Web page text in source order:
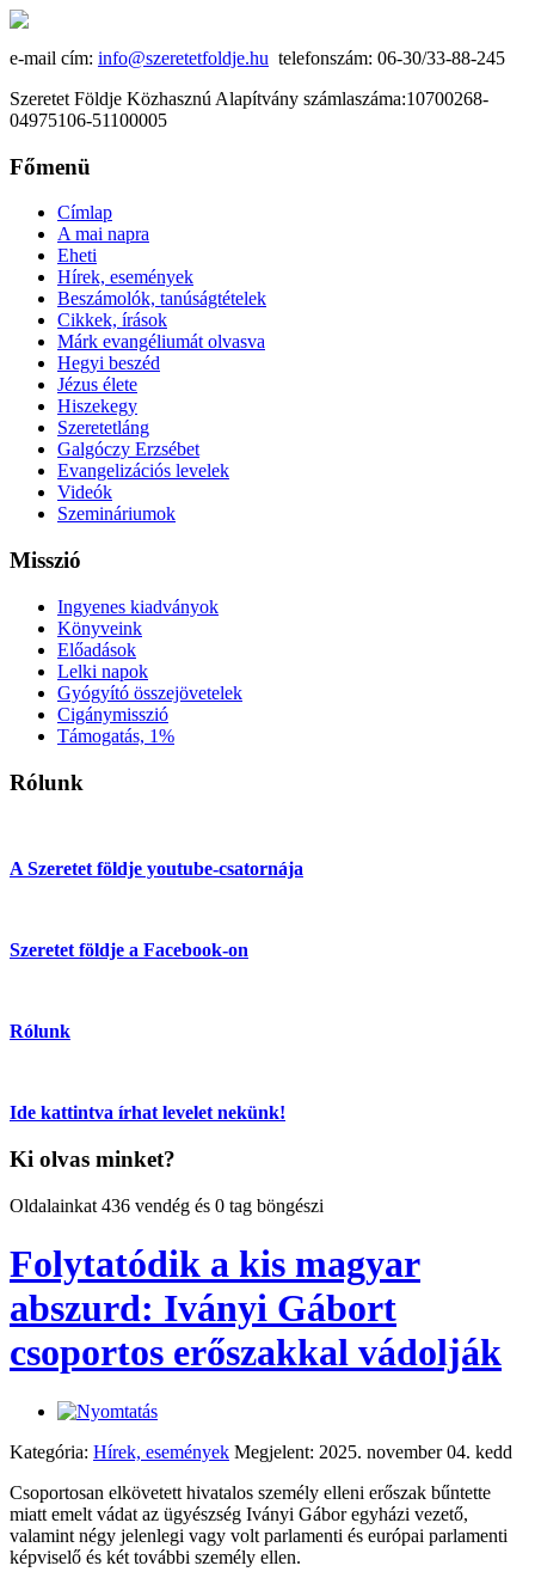
e-mail cím: info@szeretetfoldje.hu telefonszám: 06-30/33-88-245
Szeretet Földje Közhasznú Alapítvány számlaszáma:10700268-
04975106-51100005
Főmenü
Címlap
A mai napra
Eheti
Hírek, események
Beszámolók, tanúságtételek
Cikkek, írások
Márk evangéliumát olvasva
Hegyi beszéd
Jézus élete
Hiszekegy
Szeretetláng
Galgóczy Erzsébet
Evangelizációs levelek
Videók
Szemináriumok
Misszió
Ingyenes kiadványok
Könyveink
Előadások
Lelki napok
Gyógyító összejövetelek
Cigánymisszió
Támogatás, 1%
Rólunk
A Szeretet földje youtube-csatornája
Szeretet földje a Facebook-on
Rólunk
Ide kattintva írhat levelet nekünk!
Ki olvas minket?
Oldalainkat 436 vendég és 0 tag böngészi
Folytatódik a kis magyar
abszurd: Iványi Gábort
csoportos erőszakkal vádolják
Kategória: Hírek, események Megjelent: 2025. november 04. kedd
Csoportosan elkövetett hivatalos személy elleni erőszak bűntette
miatt emelt vádat az ügyészség Iványi Gábor egyházi vezető,
valamint négy jelenlegi vagy volt parlamenti és európai parlamenti
képviselő és két további személy ellen.